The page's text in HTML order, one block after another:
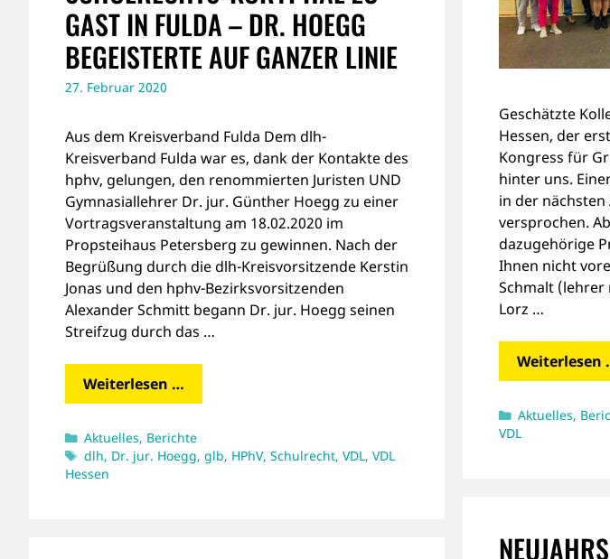
Geschätzte
Hessen, der
Kongress für
hinter uns.
in der
versprochen.
dazugehörige
Ihnen nicht
Schmalt
Lorz …
Weiterlesen
Kategorien
Aktuelles,
VDL
GAST IN FULDA – DR. HOEGG
BEGEISTERTE AUF GANZER LINIE
27. Februar 2020
Aus dem Kreisverband Fulda Dem dlh-
Kreisverband Fulda war es, dank der Kontakte des
hphv, gelungen, den renommierten Juristen UND
Gymnasiallehrer Dr. jur. Günther Hoegg zu einer
Vortragsveranstaltung am 18.02.2020 im
Propsteihaus Petersberg zu gewinnen. Nach der
Begrüßung durch die dlh-Kreisvorsitzende Kerstin
Jonas und den hphv-Bezirksvorsitzenden
Alexander Schmitt begann Dr. jur. Hoegg seinen
Streifzug durch das …
Weiterlesen …
Kategorien
Aktuelles, Berichte
Schlagwörter
dlh, Dr. jur. Hoegg,glb, HPhV,Schulrecht,VDL,VDL
Hessen